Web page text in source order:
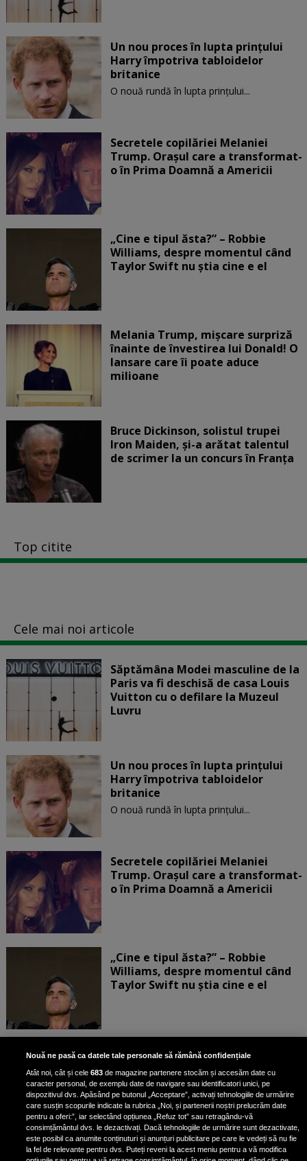
Un nou proces în lupta prinţului
Harry împotriva tabloidelor
britanice
O nouă rundă în lupta prinţului...
Secretele copilăriei Melaniei
Trump. Orașul care a transformat-
o în Prima Doamnă a Americii
„Cine e tipul ăsta?” – Robbie
Williams, despre momentul când
Taylor Swift nu știa cine e el
Melania Trump, mișcare surpriză
înainte de învestirea lui Donald! O
lansare care îi poate aduce
milioane
Bruce Dickinson, solistul trupei
Iron Maiden, şi-a arătat talentul
de scrimer la un concurs în Franţa
Top citite
Cele mai noi articole
Săptămâna Modei masculine de la
Paris va fi deschisă de casa Louis
Vuitton cu o defilare la Muzeul
Luvru
Un nou proces în lupta prinţului
Harry împotriva tabloidelor
britanice
O nouă rundă în lupta prinţului...
Secretele copilăriei Melaniei
Trump. Orașul care a transformat-
o în Prima Doamnă a Americii
„Cine e tipul ăsta?” – Robbie
Williams, despre momentul când
Taylor Swift nu știa cine e el
Bruce Dickinson, solistul trupei
Iron Maiden, şi-a arătat talentul
de scrimer la un concurs în Franţa
Nicki Minaj, acuzată de agresiune
Nouă ne pasă ca datele tale personale să rămână confidențiale
Atât noi, cât și cele683 de magazine partenere stocăm și accesăm date cu
caracter personal, de exemplu date de navigare sau identificatori unici, pe
dispozitivul dvs. Apăsând pe butonul „Acceptare”, activați tehnologiile de urmărire
care susțin scopurile indicate la rubrica „Noi, și partenerii noștri prelucrăm date
pentru a oferi:”, iar selectând opțiunea „Refuz tot” sau retragându-vă
consimțământul dvs. le dezactivați. Dacă tehnologiile de urmărire sunt dezactivate,
este posibil ca anumite conținuturi și anunțuri publicitare pe care le vedeți să nu fie
la fel de relevante pentru dvs. Puteți reveni la acest meniu pentru a vă modifica